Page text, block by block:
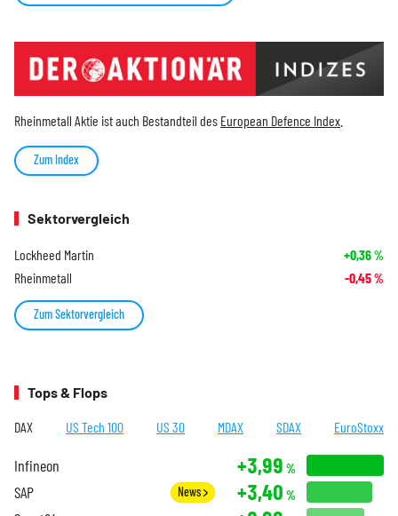
Rheinmetall Aktie ist auch Bestandteil des European Defence Index
Zum Index
Sektorvergleich
Lockheed Martin +0,36%
Rheinmetall -0,45%
Zum Sektorvergleich
Tops & Flops
DAX US Tech 100 US 30 MDAX SDAX EuroStoxx
Infineon +3,99 %
SAP News +3,40 %